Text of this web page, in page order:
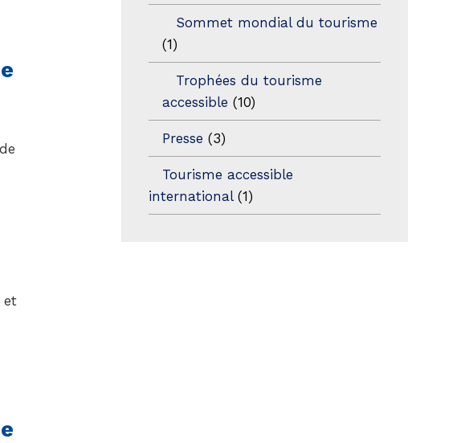
et
Sommet mondial du tourisme
(1)
Trophées du tourisme
accessible (10)
Presse (3)
Tourisme accessible
international(1)